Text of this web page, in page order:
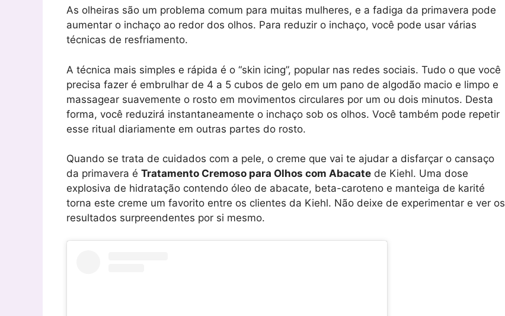
As olheiras são um problema comum para muitas mulheres, e a fadiga da primavera pode
aumentar o inchaço ao redor dos olhos. Para reduzir o inchaço, você pode usar várias
técnicas de resfriamento.
A técnica mais simples e rápida é o “skin icing”, popular nas redes sociais. Tudo o que você
precisa fazer é embrulhar de 4 a 5 cubos de gelo em um pano de algodão macio e limpo e
massagear suavemente o rosto em movimentos circulares por um ou dois minutos. Desta
forma, você reduzirá instantaneamente o inchaço sob os olhos. Você também pode repetir
esse ritual diariamente em outras partes do rosto.
Quando se trata de cuidados com a pele, o creme que vai te ajudar a disfarçar o cansaço
da primavera é Tratamento Cremoso para Olhos com Abacate de Kiehl. Uma dose
explosiva de hidratação contendo óleo de abacate, beta-caroteno e manteiga de karité
torna este creme um favorito entre os clientes da Kiehl. Não deixe de experimentar e ver os
resultados surpreendentes por si mesmo.